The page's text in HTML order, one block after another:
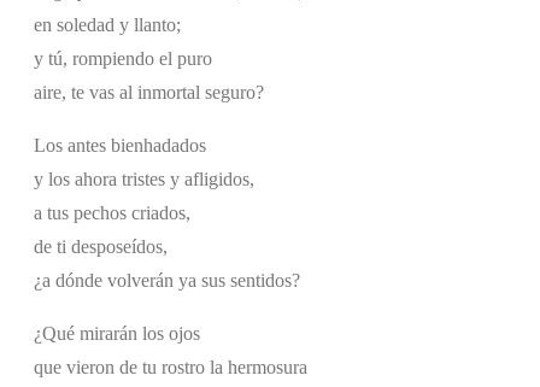
en soledad y llanto;
y tú, rompiendo el puro
aire, te vas al inmortal seguro?
Los antes bienhadados
y los ahora tristes y afligidos,
a tus pechos criados,
de ti desposeídos,
¿a dónde volverán ya sus sentidos?
¿Qué mirarán los ojos
que vieron de tu rostro la hermosura